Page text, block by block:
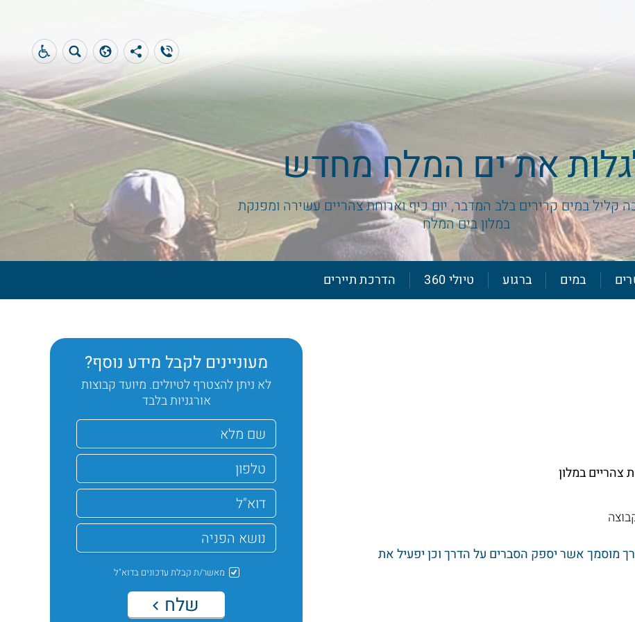
את ים המלח מחדש
קליל במים קרירים בלב המדבר, יום כיף וארוחת צהריים עשירה ומפנקת
במלון בים המלח
במים ברגוע טיולי 360 הדרכת תיירים
מוסמך אשר יספק הסברים על הדרך וכן יפעיל את
מעוניינים לקבל מידע נוסף?
לא ניתן להצטרף לטיולים. מיועד קבוצות
אורגניות בלבד
מאשר/ת קבלת עדכונים בדוא"ל
שלח